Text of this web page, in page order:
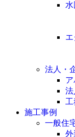
水
法人・
法
施工事例
一般住
外